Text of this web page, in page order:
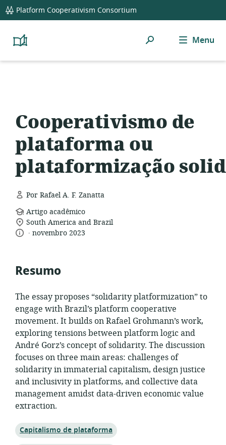
global
navigation
Platform Cooperativism Consortium
Platform
Resource
Pesquisar Menu
Cooperativismo de
plataforma ou
plataformização
Por Rafael A. F. Zanatta
formato
de
recurso:
Artigo acadêmico
local
de
South America and Brazil
idioma:
.
datanovembro 2023
Resumo
The essay proposes “solidarity platformization” to
engage with Brazil’s platform cooperative
movement. It builds on Rafael Grohmann’s work,
exploring tensions between platform logic and
André Gorz’s concept of solidarity. The discussion
focuses on three main areas: challenges of
solidarity in immaterial capitalism, design justice
and inclusivity in platforms, and collective data
management amidst data-driven economic value
extraction.
Tópico:
Capitalismo de plataforma